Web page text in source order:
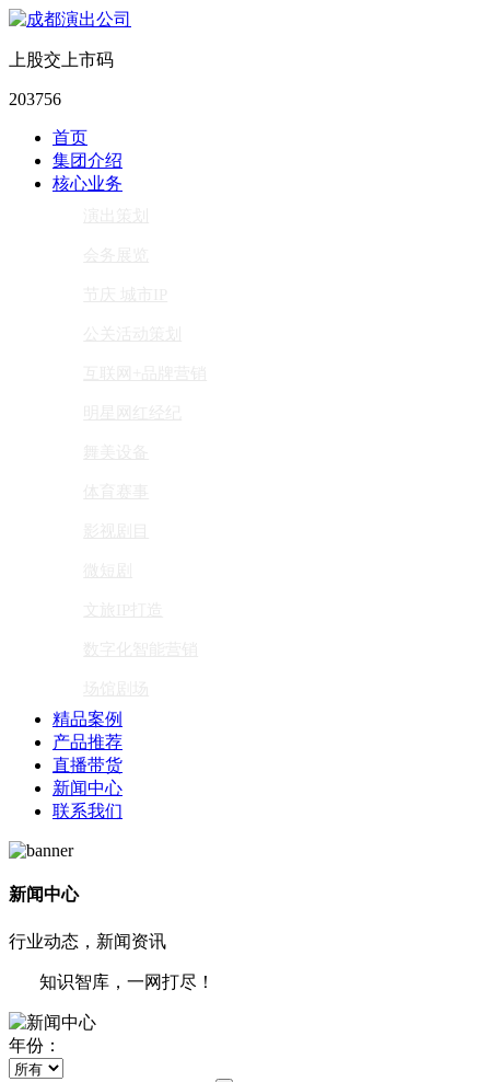
上股交上市码
203756
首页
集团介绍
核心业务
精品案例
产品推荐
直播带货
新闻中心
联系我们
新闻中心
行业动态，新闻资讯
知识智库，一网打尽！
年份：